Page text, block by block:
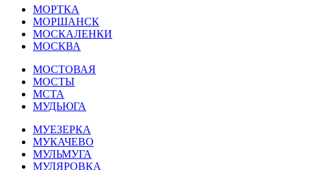
МОРТКА
МОРШАНСК
МОСКАЛЕНКИ
МОСКВА
МОСТОВАЯ
МОСТЫ
МСТА
МУДЬЮГА
МУЕЗЕРКА
МУКАЧЕВО
МУЛЬМУГА
МУЛЯРОВКА